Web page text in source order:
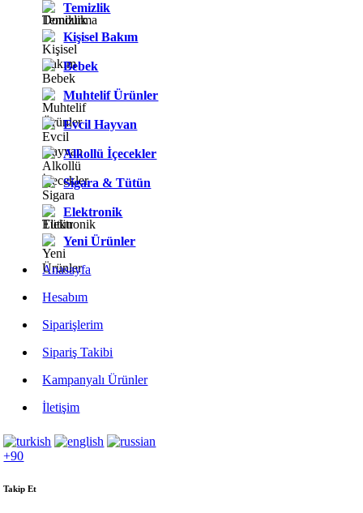
Temizlik
Kişisel Bakım
Bebek
Muhtelif Ürünler
Evcil Hayvan
Alkollü İçecekler
Sigara & Tütün
Elektronik
Yeni Ürünler
Anasayfa
Hesabım
Siparişlerim
Sipariş Takibi
Kampanyalı Ürünler
İletişim
+90
Takip Et